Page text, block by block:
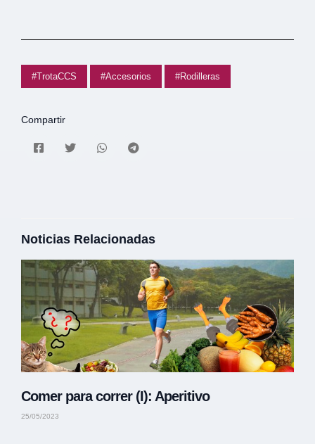
#TrotaCCS #Accesorios #Rodilleras
Compartir
Noticias Relacionadas
Comer para correr (I): Aperitivo
25/05/2023